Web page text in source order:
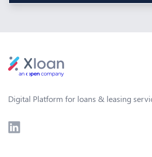
Digital Platform for loans & leasing
Linkedin